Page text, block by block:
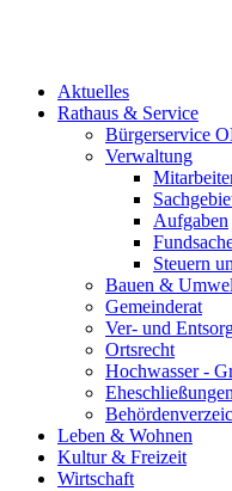
Aktuelles
Rathaus & Service
Bürgerservice
Verwaltung
Aufgaben
Steuern
Bauen &
Gemeinderat
Ver- und
Ortsrecht
Hochwasser -
Leben & Wohnen
Kultur & Freizeit
Wirtschaft